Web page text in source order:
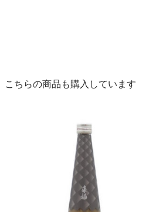
こちらの商品も購入しています